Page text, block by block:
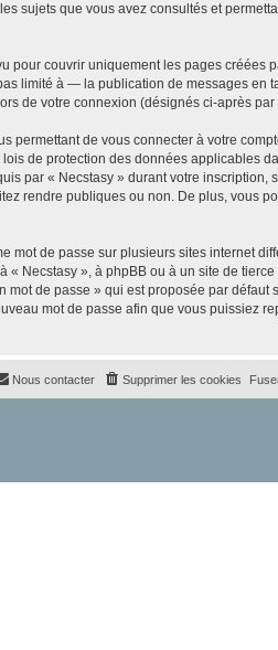
sujets que vous avez consultés et
pour couvrir uniquement les pages créées
limité à — la publication de messages en
de votre connexion (désignés ci-après
permettant de vous connecter à votre
de protection des données applicables
par « Necstasy » durant votre inscription,
rendre publiques ou non. De plus, vous
mot de passe sur plusieurs sites internet
Necstasy », à phpBB ou à un site de
mot de passe » qui est proposée par défaut
mot de passe afin que vous puissiez
Supprimer les cookies
Nous contacter